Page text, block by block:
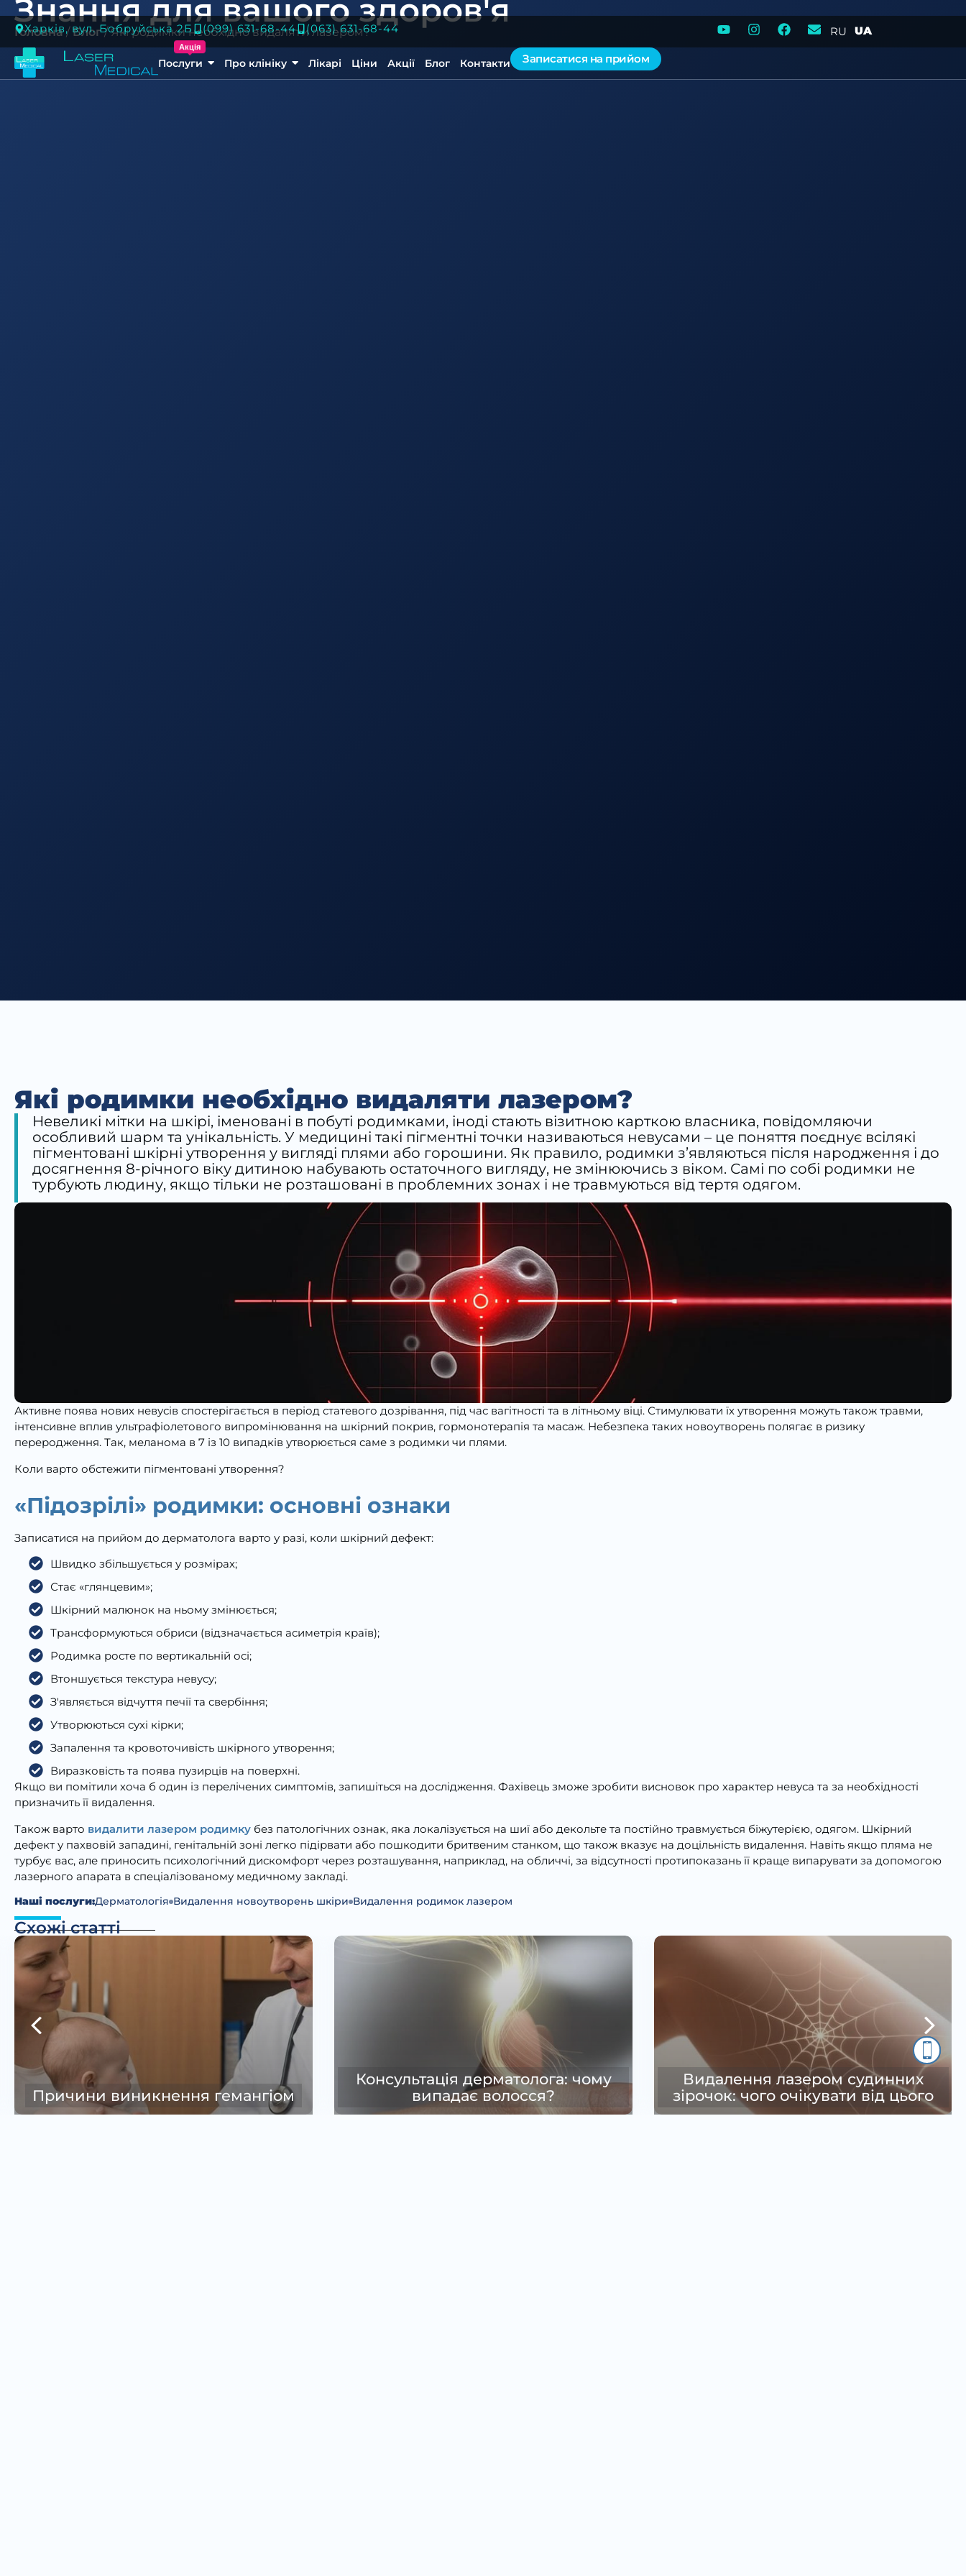
Харків, вул. Бобруйська 2Б (099) 631-68-44 (063) 631-68-44 RU UA
Послуги
Акція
Про клініку Лікарі Ціни Акції Блог Контакти Записатися на прийом
Знання для вашого здоров'я
Головна / Блог / Які родимки необхідно видаляти лазером?
Які родимки необхідно видаляти лазером?
Невеликі мітки на шкірі, іменовані в побуті родимками, іноді стають візитною карткою власника, повідомляючи
особливий шарм та унікальність. У медицині такі пігментні точки називаються невусами – це поняття поєднує всілякі
пігментовані шкірні утворення у вигляді плями або горошини. Як правило, родимки з’являються після народження і до
досягнення 8-річного віку дитиною набувають остаточного вигляду, не змінюючись з віком. Самі по собі родимки не
турбують людину, якщо тільки не розташовані в проблемних зонах і не травмуються від тертя одягом.
Активне поява нових невусів спостерігається в період статевого дозрівання, під час вагітності та в літньому віці. Стимулювати їх утворення можуть також травми,
інтенсивне вплив ультрафіолетового випромінювання на шкірний покрив, гормонотерапія та масаж. Небезпека таких новоутворень полягає в ризику
переродження. Так, меланома в 7 із 10 випадків утворюється саме з родимки чи плями.
Коли варто обстежити пігментовані утворення?
«Підозрілі» родимки: основні ознаки
Записатися на прийом до дерматолога варто у разі, коли шкірний дефект:
Швидко збільшується у розмірах;
Стає «глянцевим»;
Шкірний малюнок на ньому змінюється;
Трансформуються обриси (відзначається асиметрія країв);
Родимка росте по вертикальній осі;
Втоншується текстура невусу;
З'являється відчуття печії та свербіння;
Утворюються сухі кірки;
Запалення та кровоточивість шкірного утворення;
Виразковість та поява пузирців на поверхні.
Якщо ви помітили хоча б один із перелічених симптомів, запишіться на дослідження. Фахівець зможе зробити висновок про характер невуса та за необхідності
призначить її видалення.
Також варто видалити лазером родимку без патологічних ознак, яка локалізується на шиї або декольте та постійно травмується біжутерією, одягом. Шкірний
дефект у пахвовій западині, генітальній зоні легко підірвати або пошкодити бритвеним станком, що також вказує на доцільність видалення. Навіть якщо пляма не
турбує вас, але приносить психологічний дискомфорт через розташування, наприклад, на обличчі, за відсутності протипоказань її краще випарувати за допомогою
лазерного апарата в спеціалізованому медичному закладі.
Наші послуги:Дерматологія Видалення новоутворень шкіри Видалення родимок лазером
Схожі статті
Консультація дерматолога: чому
випадає волосся?
Видалення лазером судинних
зірочок: чого очікувати від цього
Шугаринг — тонкощі процедури в
клініці Laser-Medical